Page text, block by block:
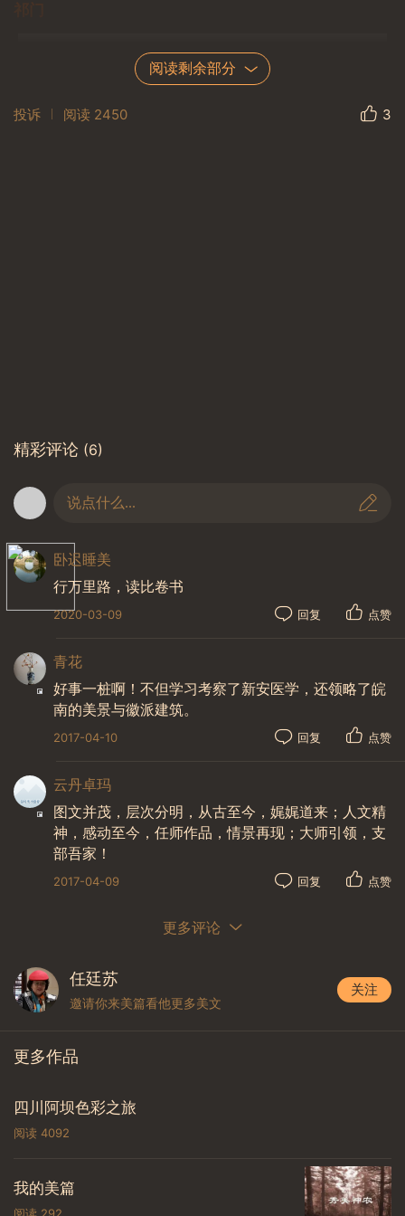
婺源
新安医学是祖国医学史上的一个具有地域文化特
色的医学流派。自宋迄清，有文献记载的医家900余
大，在全国各地区的医学文化中，堪称第一。
张杲·《医说》是我国现存最早的医史传记。
阅读剩余部分
投诉 阅读 2450 3
精彩评论 (6)
说点什么...
卧迟睡美
行万里路，读比卷书
2020-03-09 回复 点赞
青花
好事一桩啊！不但学习考察了新安医学，还领略了皖
南的美景与徽派建筑。
2017-04-10 回复 点赞
云丹卓玛
图文并茂，层次分明，从古至今，娓娓道来；人文精
神，感动至今，任师作品，情景再现；大师引领，支
部吾家！
2017-04-09 回复 点赞
更多评论
任廷苏
邀请你来美篇看他更多美文
关注
更多作品
四川阿坝色彩之旅
阅读 4092
我的美篇
阅读 292